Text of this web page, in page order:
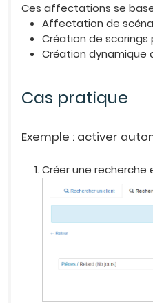
Ces affectations se
Affectation de
Création de
Création
Cas pratique
Exemple : activer
Créer une